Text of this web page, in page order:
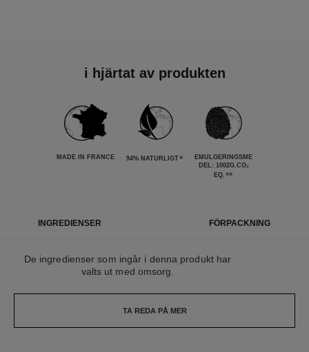
i hjärtat av produkten
MADE IN FRANCE 94% NATURLIGT*
EMULGERINGSME
DEL: 1002G.CO₂
EQ. **
INGREDIENSER FÖRPACKNING
De ingredienser som ingår i denna produkt har
valts ut med omsorg.
TA REDA PÅ MER